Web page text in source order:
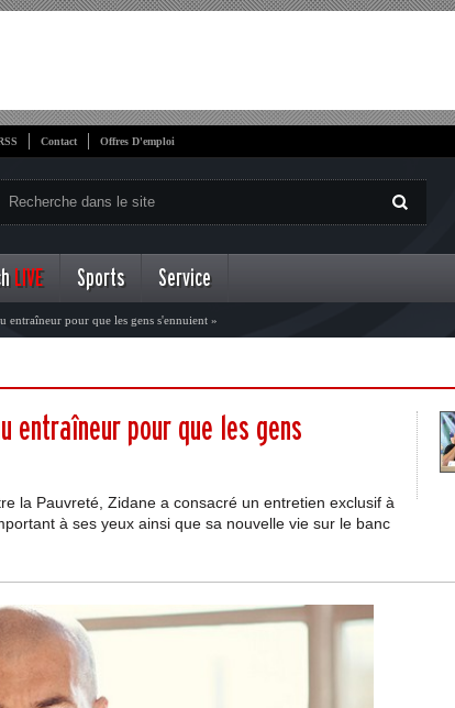
Contact Offres D'emploi
LIVE Sports Service
entraîneur pour que les gens s'ennuient »
entraîneur pour que les gens
la Pauvreté, Zidane a consacré un entretien exclusif à
à ses yeux ainsi que sa nouvelle vie sur le banc